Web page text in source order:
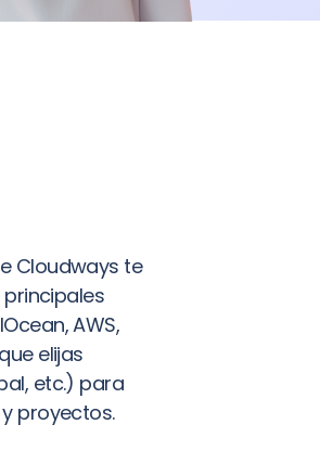
Cloudways te
AWS,
elijas
etc.) para
proyectos.